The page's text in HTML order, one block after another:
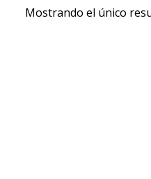
Mostrando el único